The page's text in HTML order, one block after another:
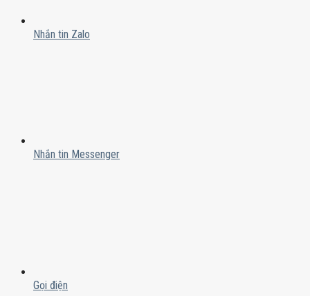
Nhắn tin Zalo
Nhắn tin Messenger
Gọi điện